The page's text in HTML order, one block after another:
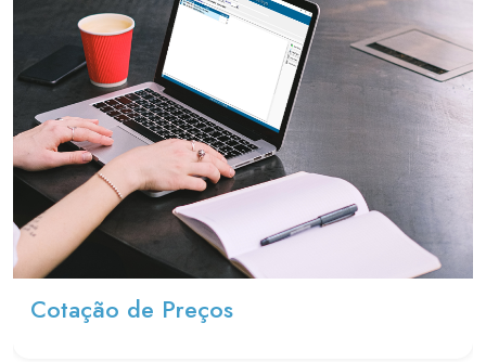
Cotação de Preços